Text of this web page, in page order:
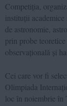
Competiția,
instituții
de astronomie,
prin probe
observațională și
Cei care vor fi
Olimpiada
loc în noiembrie în